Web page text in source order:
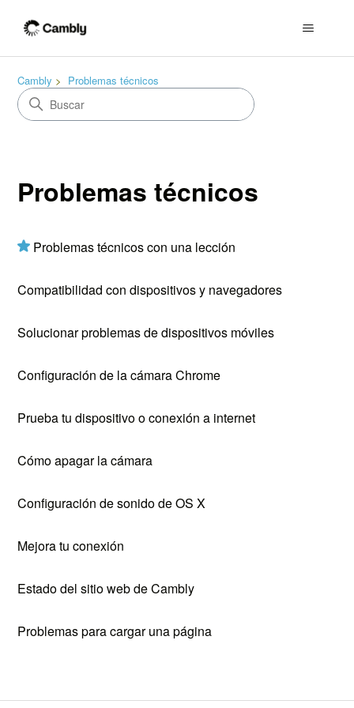
Cambly Problemas técnicos
Problemas técnicos
Problemas técnicos con una lección
Compatibilidad con dispositivos y navegadores
Solucionar problemas de dispositivos móviles
Configuración de la cámara Chrome
Prueba tu dispositivo o conexión a internet
Cómo apagar la cámara
Configuración de sonido de OS X
Mejora tu conexión
Estado del sitio web de Cambly
Problemas para cargar una página